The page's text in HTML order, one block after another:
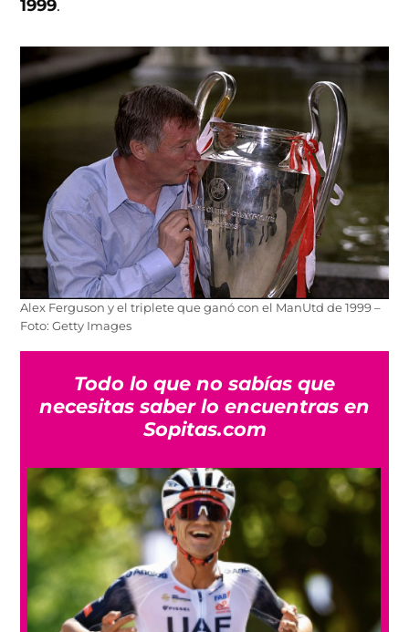
1999.
Alex Ferguson y el triplete que ganó con el ManUtd de 1999 –
Foto: Getty Images
Todo lo que no sabías que
necesitas saber lo encuentras en
Sopitas.com